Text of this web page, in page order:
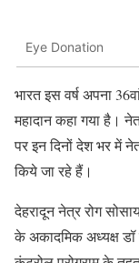
Eye Donation
भारत इस वर्ष अपना
महादान कहा गया है।
पर इन दिनों देश भर में
किये जा रहे हैं।
देहरादून नेत्र रोग
के अकादमिक अध्यक्ष